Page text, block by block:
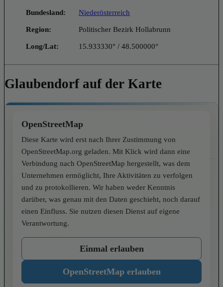
Bundesland: Niederösterreich
Region: Politischer Bezirk Hollabrunn
Long/Lat: 15.933330° / 48.500000°
Glaubendorf auf der Karte
OpenStreetMap
Diese Karte wird erst nach Ihrer Zustimmung von
OpenStreetMap.org geladen. Mit Klick wird dann eine
Verbindung nach OpenStreetMap hergestellt, was dem
Unternehmen ermöglicht, Ihre Aktivitäten zu verfolgen
und zu protokollieren. Wir haben weder Kenntnis
darüber, was genau mit den Daten geschieht, noch darauf
einen Einfluss. Sie nutzen diesen Dienst auf eigene
Verantwortung.
Einmal erlauben
OpenStreetMap erlauben